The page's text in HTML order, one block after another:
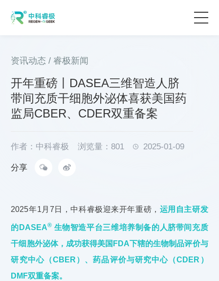
应用方案
产品及服务
关于我们
资讯动态 / 睿极新闻
开年重磅丨DASEA三维智造人脐
带间充质干细胞外泌体喜获美国药
监局CBER、CDER双重备案
作者：中科睿极 浏览量：801 2025-01-09
分享
2025年1月7日，中科睿极迎来开年重磅， 运用自主研发
的DASEA® 生物智造平台三维培养制备的人脐带间充质
干细胞外泌体，成功获得美国FDA下辖的生物制品评价与
研究中心（CBER）、药品评价与研究中心（CDER）
DMF双重备案。